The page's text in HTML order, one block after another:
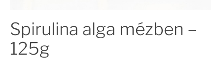
Spirulina alga mézben –
125g